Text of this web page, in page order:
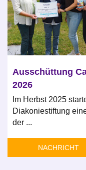
Ausschüttung
2026
Im Herbst 2025
Diakoniestiftung
der ...
NACHRICHT